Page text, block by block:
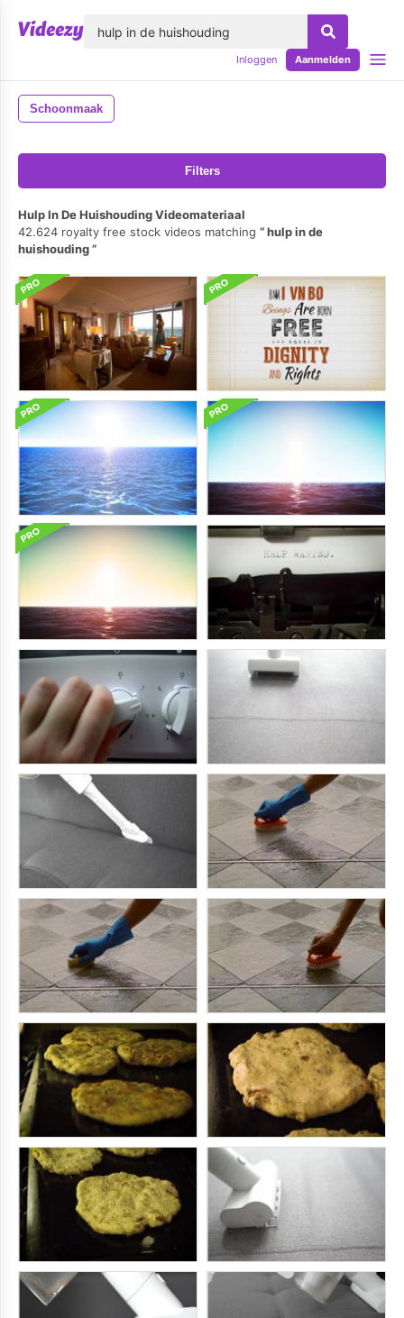
Inloggen Aanmelden
Schoonmaak
Filters
Hulp In De Huishouding Videomateriaal
42.624 royalty free stock videos matching
hulp in de
huishouding